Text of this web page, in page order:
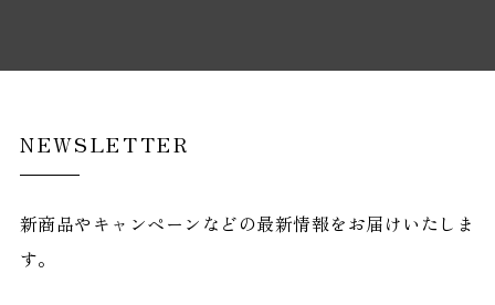
NEWSLETTER
新商品やキャンペーンなどの最新情報をお届けいたしま
す。